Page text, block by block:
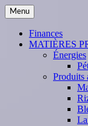
Skip
to
content
Menu
Finances
MATIÈRES
Énergies
Produits